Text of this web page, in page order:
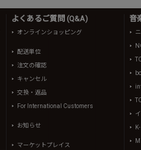
よくあるご質問 (Q&A)
オンラインショッピング
配送単位
注文の確認
キャンセル
交換・返品
For International Customers
お知らせ
マーケットプレイス
音